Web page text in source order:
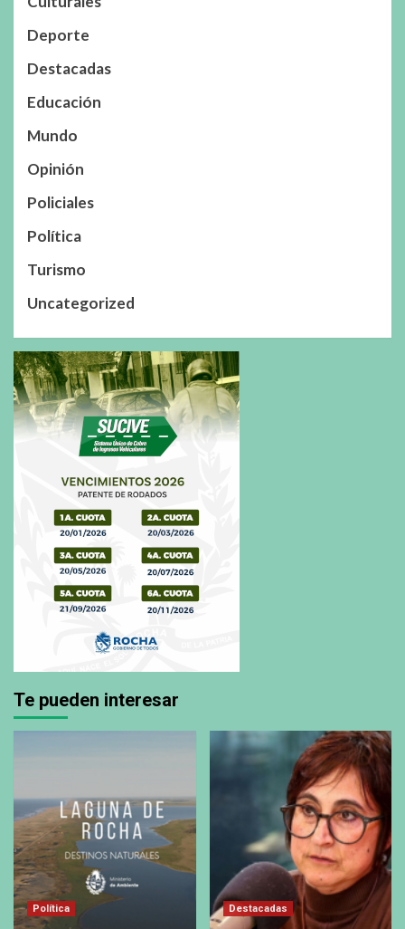
Deporte
Destacadas
Educación
Mundo
Opinión
Policiales
Política
Turismo
Uncategorized
Te pueden interesar
Política Destacadas